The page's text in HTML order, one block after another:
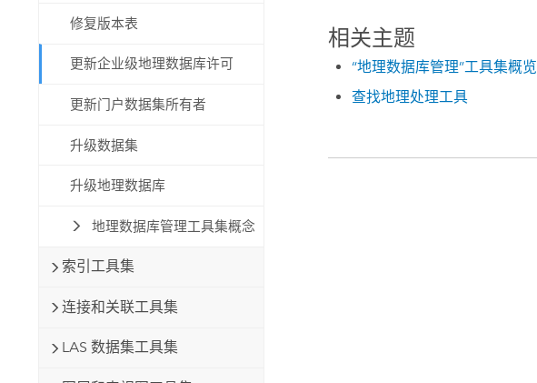
修复版本表
更新企业级地理数据库许可
更新门户数据集所有者
升级数据集
升级地理数据库
地理数据库管理工具集概念
索引工具集
连接和关联工具集
LAS 数据集工具集
相关主题
“地理数据库管理”工具集概览
查找地理处理工具